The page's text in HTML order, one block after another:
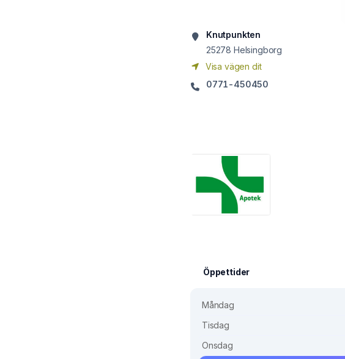
Knutpunkten
25278 Helsingborg
Visa vägen dit
0771-450450
Öppettider
Måndag
Tisdag
Onsdag